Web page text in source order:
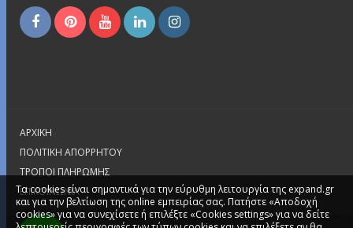
ΑΡΧΙΚΉ
ΠΟΛΙΤΙΚΉ ΑΠΟΡΡΉΤΟΥ
ΤΡΌΠΟΙ ΠΛΗΡΩΜΉΣ
ΕΠΙΚΟΙΝΩΝΊΑ
Τα cookies είναι σημαντικά για την εύρυθμη λειτουργία της expand.gr
και για την βελτίωση της online εμπειρίας σας. Πατήστε «Αποδοχή
cookies» για να συνεχίσετε ή επιλέξτε «Cookies settings» για να δείτε